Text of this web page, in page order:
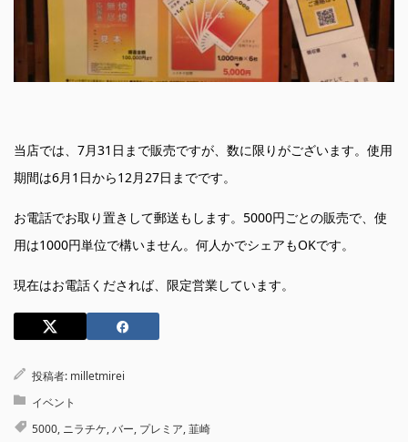
当店では、7月31日まで販売ですが、数に限りがございます。使用
期間は6月1日から12月27日までです。
お電話でお取り置きして郵送もします。5000円ごとの販売で、使
用は1000円単位で構いません。何人かでシェアもOKです。
現在はお電話くだされば、限定営業しています。
投稿者: milletmirei
イベント
5000, ニラチケ,バー, プレミア,韮崎